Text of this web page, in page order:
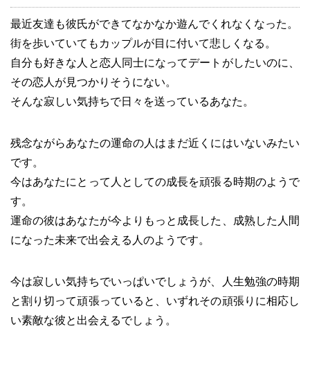
最近友達も彼氏ができてなかなか遊んでくれなくなった。
街を歩いていてもカップルが目に付いて悲しくなる。
自分も好きな人と恋人同士になってデートがしたいのに、
その恋人が見つかりそうにない。
そんな寂しい気持ちで日々を送っているあなた。
残念ながらあなたの運命の人はまだ近くにはいないみたい
です。
今はあなたにとって人としての成長を頑張る時期のようで
す。
運命の彼はあなたが今よりもっと成長した、成熟した人間
になった未来で出会える人のようです。
今は寂しい気持ちでいっぱいでしょうが、人生勉強の時期
と割り切って頑張っていると、いずれその頑張りに相応し
い素敵な彼と出会えるでしょう。